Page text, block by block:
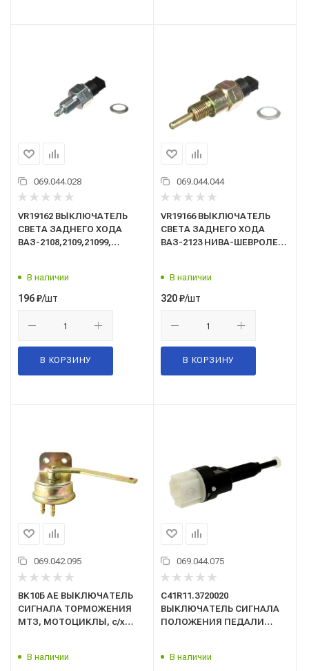
069.044.028
VR19162 ВЫКЛЮЧАТЕЛЬ
СВЕТА ЗАДНЕГО ХОДА
ВАЗ-2108,2109,21099,
"VOLRAM" (взамен 55.3710)
В наличии
196₽/шт
В КОРЗИНУ
069.044.044
VR19166 ВЫКЛЮЧАТЕЛЬ
СВЕТА ЗАДНЕГО ХОДА
ВАЗ-2123 НИВА-ШЕВРОЛЕ
В наличии
320₽/шт
В КОРЗИНУ
069.042.095
ВК10Б AE ВЫКЛЮЧАТЕЛЬ
СИГНАЛА ТОРМОЖЕНИЯ
МТЗ, МОТОЦИКЛЫ, с/х
В наличии
069.044.075
C41R11.3720020
ВЫКЛЮЧАТЕЛЬ СИГНАЛА
ПОЛОЖЕНИЯ ПЕДАЛИ
В наличии